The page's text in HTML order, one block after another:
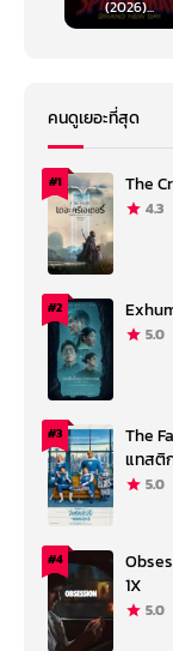
(2026)...
คนดูเยอะที่สุด
#1 The
4.3
#2
5.0
#3
The
แทสติ
5.0
#4
1X
5.0